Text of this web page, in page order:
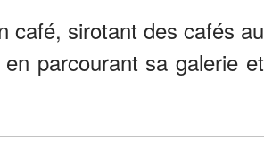
café, sirotant des cafés au
parcourant sa galerie et